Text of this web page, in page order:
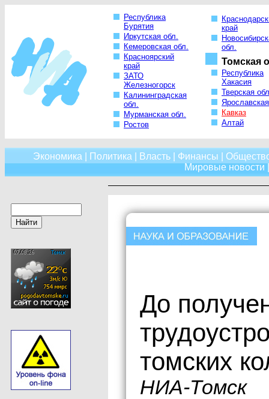
Республика
Бурятия
Иркутская обл.
Кемеровская обл.
Красноярский
край
ЗАТО
Железногорск
Калининградская
обл.
Мурманская обл.
Ростов
край
обл.
Томская
Республика
Хакасия
Тверская
Кавказ
Алтай
Экономика Политика Власть Финансы
Мировые новости
До
томских
НИА-Томск